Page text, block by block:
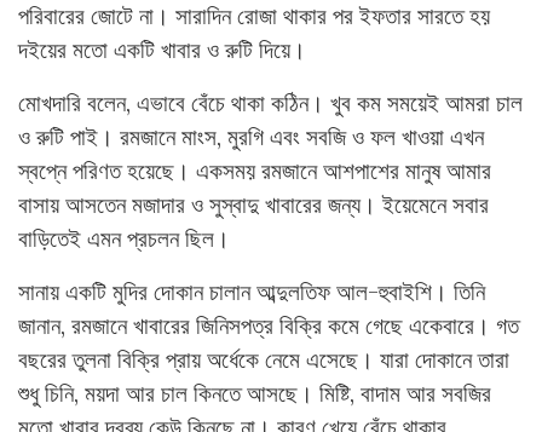
পরিবারের জোটে না। সারাদিন রোজা থাকার পর ইফতার সারতে হয়
দইয়ের মতো একটি খাবার ও রুটি দিয়ে।
মোখদারি বলেন, এভাবে বেঁচে থাকা কঠিন। খুব কম সময়েই আমরা চাল
ও রুটি পাই। রমজানে মাংস, মুরগি এবং সবজি ও ফল খাওয়া এখন
স্বপ্নে পরিণত হয়েছে। একসময় রমজানে আশপাশের মানুষ আমার
বাসায় আসতেন মজাদার ও সুস্বাদু খাবারের জন্য। ইয়েমেনে সবার
বাড়িতেই এমন প্রচলন ছিল।
সানায় একটি মুদির দোকান চালান আব্দুলতিফ আল-হুবাইশি। তিনি
জানান, রমজানে খাবারের জিনিসপত্র বিক্রি কমে গেছে একেবারে। গত
বছরের তুলনা বিক্রি প্রায় অর্ধেকে নেমে এসেছে। যারা দোকানে তারা
শুধু চিনি, ময়দা আর চাল কিনতে আসছে। মিষ্টি, বাদাম আর সবজির